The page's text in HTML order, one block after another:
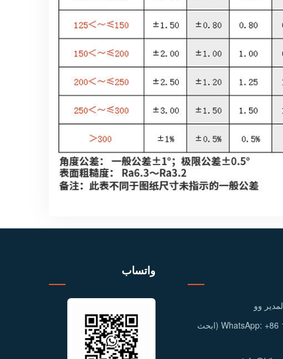
وو
معرف WhatsApp: +86 158 9600 2001 (ابحث
واتساب